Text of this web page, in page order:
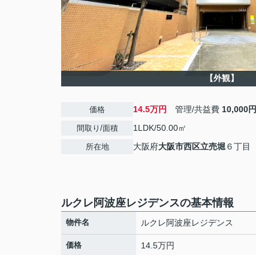
【外観】
価格 14.5万円 管理/共益費 10,000円
間取り/面積 1LDK/50.00㎡
所在地 大阪府大阪市西区立売堀６丁目
ルクレ阿波座レジデンスの基本情報
物件名 ルクレ阿波座レジデンス
価格 14.5万円